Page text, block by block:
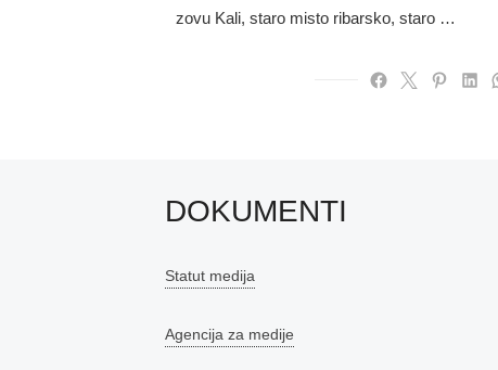
zovu Kali, staro misto ribarsko, staro …
DOKUMENTI
Statut medija
Agencija za medije